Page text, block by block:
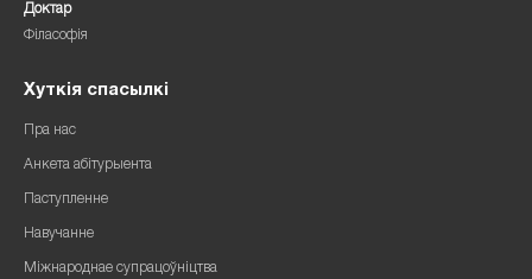
Доктар
Філасофія
Хуткія спасылкі
Пра нас
Анкета абітурыента
Паступленне
Навучанне
Міжнароднае супрацоўніцтва